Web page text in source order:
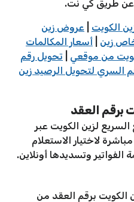
عن طريق كي نت.
الكويت
عروض زين
زين
أسعار المكالمات
من موقعي
تحويل رقم
السري لتحويل الرصيد زين
برقم العقد
لزين الكويت عبر
مباشرة لاختيار الاستعلام
وتسديدها أونلاين.
الكويت برقم العقد من